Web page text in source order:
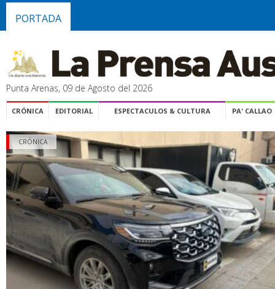
PORTADA
Punta Arenas, 09 de Agosto del 2026
CRÓNICA EDITORIAL ESPECTACULOS & CULTURA PA' CALLAO
CRÓNICA